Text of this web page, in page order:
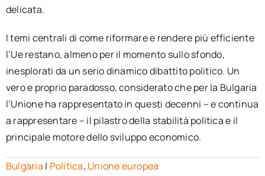
delicata.
I temi centrali di come riformare e rendere più efficiente
l’Ue restano, almeno per il momento sullo sfondo,
inesplorati da un serio dinamico dibattito politico. Un
vero e proprio paradosso, considerato che per la Bulgaria
l’Unione ha rappresentato in questi decenni – e continua
a rappresentare – il pilastro della stabilità politica e il
principale motore dello sviluppo economico.
Bulgaria | Politica, Unione europea